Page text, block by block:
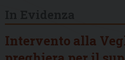
Intervento alla